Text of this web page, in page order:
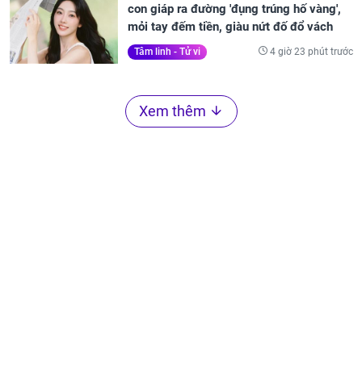
con giáp ra đường 'đụng trúng hố vàng',
mỏi tay đếm tiền, giàu nứt đố đổ vách
Tâm linh - Tử vi 4 giờ 23 phút trước
Xem thêm